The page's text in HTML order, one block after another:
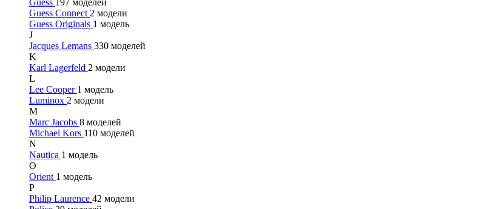
Guess 197 моделей
Guess Connect 2 модели
Guess Originals 1 модель
J
Jacques Lemans 330 моделей
K
Karl Lagerfeld 2 модели
L
Lee Cooper 1 модель
Luminox 2 модели
M
Marc Jacobs 8 моделей
Michael Kors 110 моделей
N
Nautica 1 модель
O
Orient 1 модель
P
Philip Laurence 42 модели